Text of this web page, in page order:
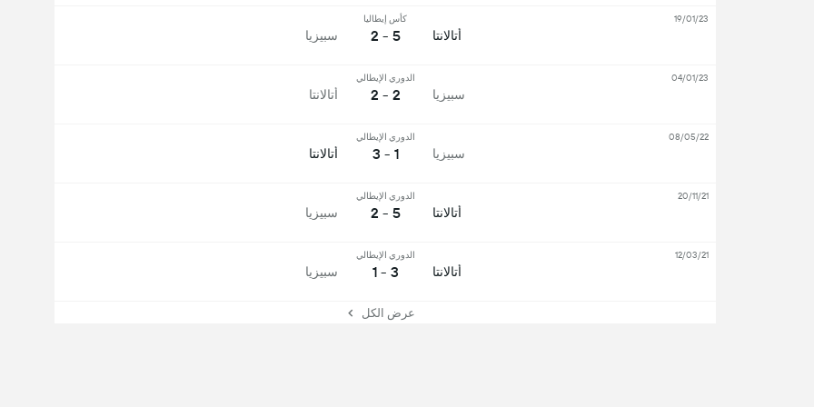
أتالانتا
كأس إيطاليا
5 - 2 سبيزيا
19/01/23
سبيزيا
الدوري الإيطالي
2 - 2 أتالانتا
04/01/23
سبيزيا
الدوري الإيطالي
1 - 3 أتالانتا
08/05/22
أتالانتا
الدوري الإيطالي
5 - 2 سبيزيا
20/11/21
أتالانتا
الدوري الإيطالي
3 - 1 سبيزيا
12/03/21
عرض الكل